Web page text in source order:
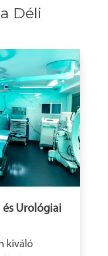
Déli
Urológiai
kiváló